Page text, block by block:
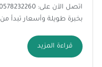
بخبرة طويلة وأسعار تبدأ من 35 ريال! نقدم خدمات تركيب...
قراءة المزيد